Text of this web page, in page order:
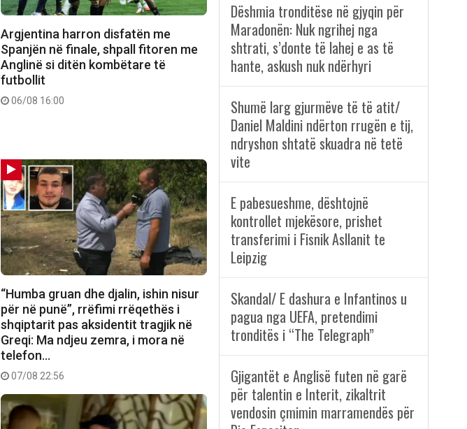
Argjentina harron disfatën me
Spanjën në finale, shpall fitoren me
Anglinë si ditën kombëtare të
futbollit
06/08 16:00
“Humba gruan dhe djalin, ishin nisur
për në punë”, rrëfimi rrëqethës i
shqiptarit pas aksidentit tragjik në
Greqi: Ma ndjeu zemra, i mora në
telefon…
07/08 22:56
Dëshmia tronditëse në gjyqin për
Maradonën: Nuk ngrihej nga
shtrati, s’donte të lahej e as të
hante, askush nuk ndërhyri
Shumë larg gjurmëve të të atit/
Daniel Maldini ndërton rrugën e tij,
ndryshon shtatë skuadra në tetë
vite
E pabesueshme, dështojnë
kontrollet mjekësore, prishet
transferimi i Fisnik Asllanit te
Leipzig
Skandal/ E dashura e Infantinos u
pagua nga UEFA, pretendimi
tronditës i “The Telegraph”
Gjigantët e Anglisë futen në garë
për talentin e Interit, zikaltrit
vendosin çmimin marramendës për